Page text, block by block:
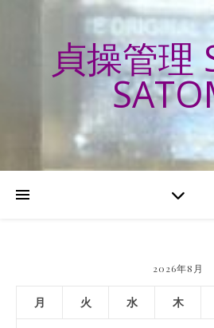
貞操管理
2026年8月
月 火 水 木